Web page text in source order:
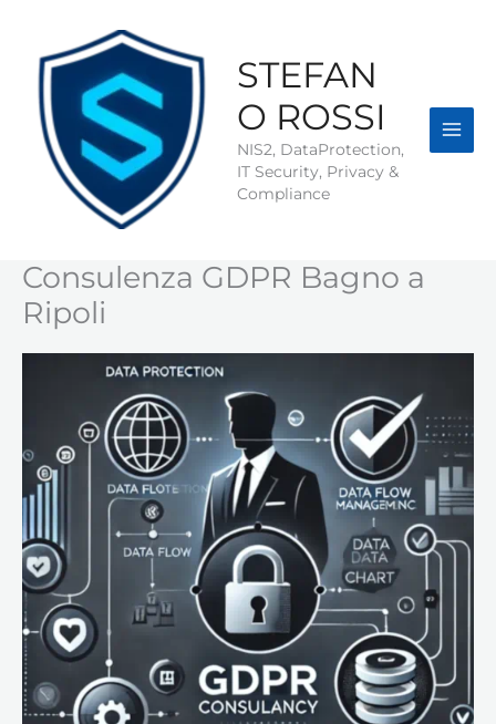
contenuto
STEFAN
O ROSSI
NIS2, DataProtection,
IT Security, Privacy &
Compliance
Consulenza GDPR Bagno a
Ripoli